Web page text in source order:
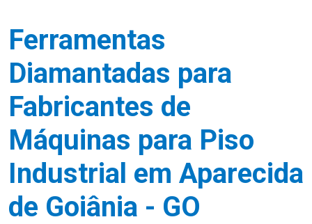
Ferramentas
Diamantadas para
Fabricantes de
Máquinas para Piso
Industrial em Aparecida
de Goiânia - GO